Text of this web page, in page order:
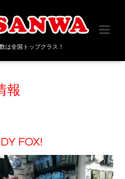
は全国トップクラス！
報
FOX!